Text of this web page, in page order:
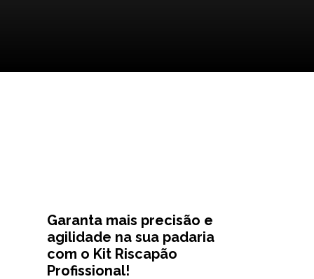
Garanta mais precisão e
agilidade na sua padaria
com o Kit Riscapão
Profissional!